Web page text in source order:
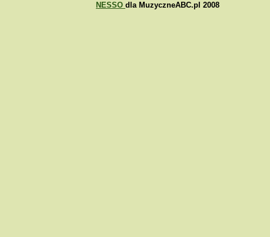
NESSO dla MuzyczneABC.pl 2008